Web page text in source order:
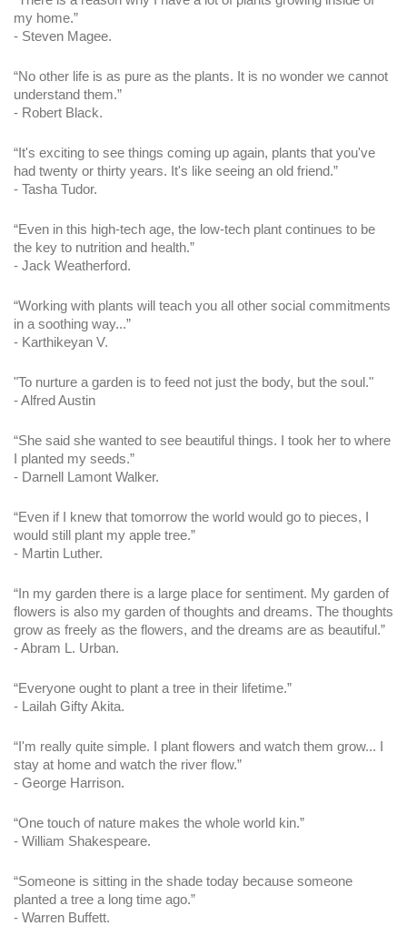
my home.”
- Steven Magee.
“No other life is as pure as the plants. It is no wonder we cannot
understand them.”
- Robert Black.
“It's exciting to see things coming up again, plants that you've
had twenty or thirty years. It's like seeing an old friend.”
- Tasha Tudor.
“Even in this high-tech age, the low-tech plant continues to be
the key to nutrition and health.”
- Jack Weatherford.
“Working with plants will teach you all other social commitments
in a soothing way...”
- Karthikeyan V.
"To nurture a garden is to feed not just the body, but the soul."
- Alfred Austin
“She said she wanted to see beautiful things. I took her to where
I planted my seeds.”
- Darnell Lamont Walker.
“Even if I knew that tomorrow the world would go to pieces, I
would still plant my apple tree.”
- Martin Luther.
“In my garden there is a large place for sentiment. My garden of
flowers is also my garden of thoughts and dreams. The thoughts
grow as freely as the flowers, and the dreams are as beautiful.”
- Abram L. Urban.
“Everyone ought to plant a tree in their lifetime.”
- Lailah Gifty Akita.
“I'm really quite simple. I plant flowers and watch them grow... I
stay at home and watch the river flow.”
- George Harrison.
“One touch of nature makes the whole world kin.”
- William Shakespeare.
“Someone is sitting in the shade today because someone
planted a tree a long time ago.”
- Warren Buffett.